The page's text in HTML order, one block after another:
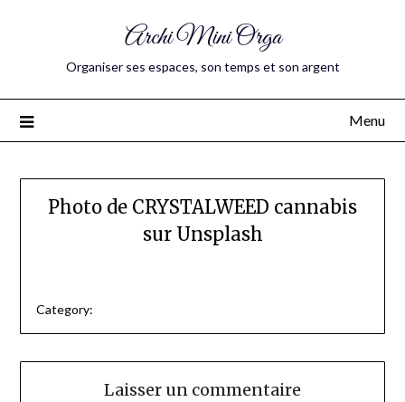
Archi Mini Orga
Organiser ses espaces, son temps et son argent
Menu
Photo de CRYSTALWEED cannabis
sur Unsplash
Category:
Laisser un commentaire